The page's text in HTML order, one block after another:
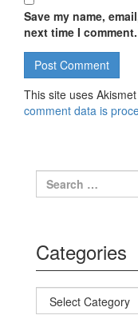
Save my name,
next time I comment.
This site uses
comment data is
Search for:
Categories
Categories